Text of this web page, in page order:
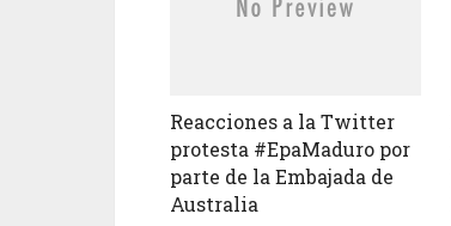
Reacciones a la Twitter
protesta #EpaMaduro por
parte de la Embajada de
Australia